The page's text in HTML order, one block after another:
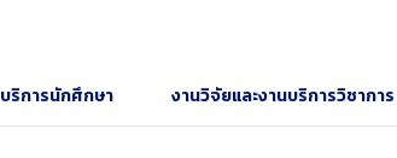
บริการนักศึกษา งานวิจัยและงานบริการวิชาการ